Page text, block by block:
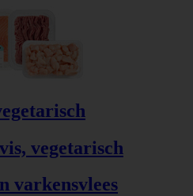
vegetarisch
varkensvlees